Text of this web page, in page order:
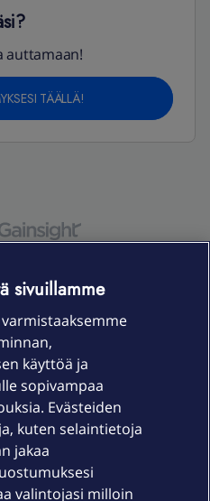
auttamaan!
TÄÄLLÄ!
sivuillamme
käyttöä ja
sopivampaa
Evästeiden
kuten selaintietoja
jakaa
valintojasi milloin